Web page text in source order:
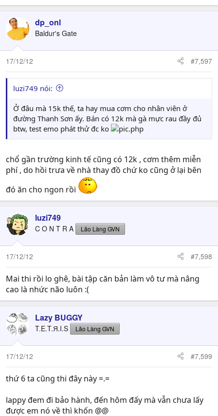
dp_onl
Baldur's Gate
17/12/12 #7,597
luzi749 nói:
Ở đâu mà 15k thế, ta hay mua cơm cho nhân viên ở
đường Thanh Sơn ấy. Bán có 12k mà gà mực rau đầy đủ
btw, test emo phát thử đc ko
chổ gần trường kinh tế cũng có 12k , cơm thêm miễn
phí , do hồi trưa về nhà thay đồ chứ ko cũng ở lại bên
đó ăn cho ngon rồi
luzi749
C O N T R A Lão Làng GVN
17/12/12 #7,598
Mai thi rồi lo ghê, bài tập căn bản làm vô tư mà nâng
cao là nhức não luôn :(
Lazy BUGGY
T.E.T.Я.I.S Lão Làng GVN
17/12/12 #7,599
thứ 6 ta cũng thi đây này =.=
lappy đem đi bảo hành, đến hôm đấy mà vẫn chưa lấy
được em nó về thì khốn @@